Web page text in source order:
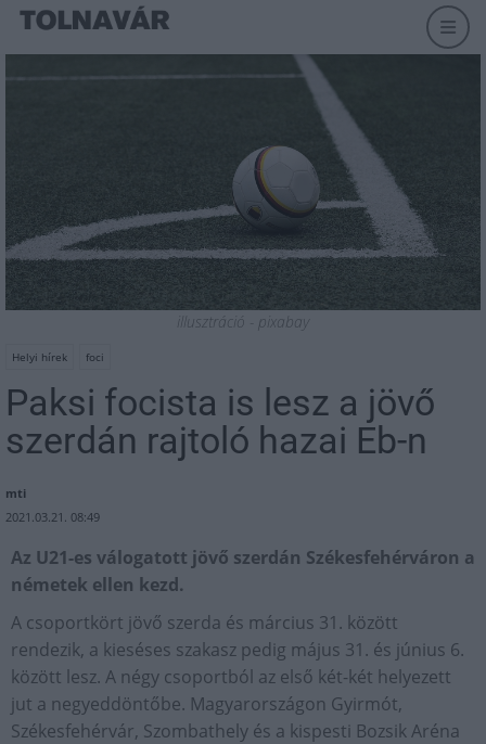
illusztráció - pixabay
Helyi hírek foci
Paksi focista is lesz a jövő
szerdán rajtoló hazai Eb-n
mti
2021.03.21. 08:49
Az U21-es válogatott jövő szerdán Székesfehérváron a
németek ellen kezd.
A csoportkört jövő szerda és március 31. között
rendezik, a kieséses szakasz pedig május 31. és június 6.
között lesz. A négy csoportból az első két-két helyezett
jut a negyeddöntőbe. Magyarországon Gyirmót,
Székesfehérvár, Szombathely és a kispesti Bozsik Aréna